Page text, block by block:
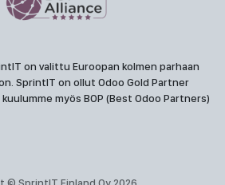
on valittu Euroopan kolmen parhaan
SprintIT on ollut Odoo Gold Partner
myös BOP (Best Odoo Partners)
© SprintIT Finland Oy 2026